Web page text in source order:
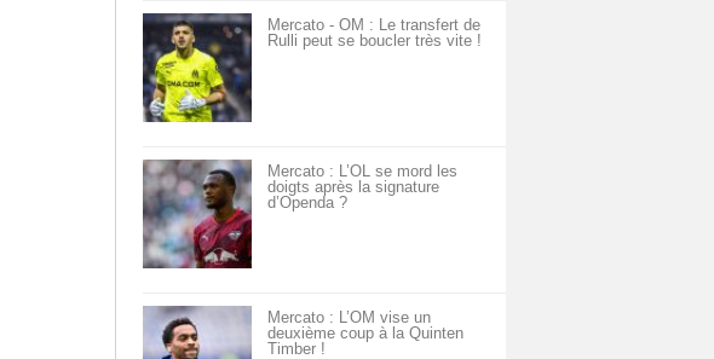
Mercato - OM : Le transfert de
Rulli peut se boucler très vite !
Mercato : L’OL se mord les
doigts après la signature
d’Openda ?
Mercato : L’OM vise un
deuxième coup à la Quinten
Timber !